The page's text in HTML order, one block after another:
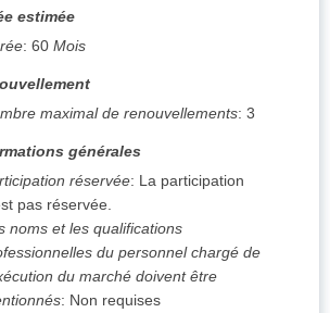
estimée
: 60 Mois
maximal de renouvellements: 3
générales
réservée: La participation
pas réservée.
noms et les qualifications
du personnel chargé de
du marché doivent être
: Non requises